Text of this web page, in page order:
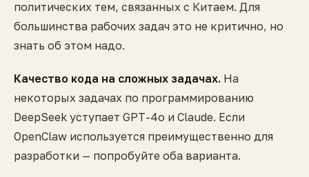
политических тем, связанных с Китаем. Для
большинства рабочих задач это не критично, но
знать об этом надо.
Качество кода на сложных задачах. На
некоторых задачах по программированию
DeepSeek уступает GPT-4o и Claude. Если
OpenClaw используется преимущественно для
разработки — попробуйте оба варианта.